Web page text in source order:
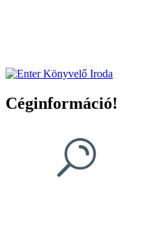
Céginformáció!